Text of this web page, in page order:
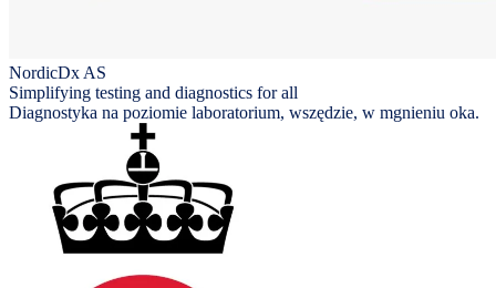
NordicDx AS
Simplifying testing and diagnostics for all
Diagnostyka na poziomie laboratorium, wszędzie, w mgnieniu oka.